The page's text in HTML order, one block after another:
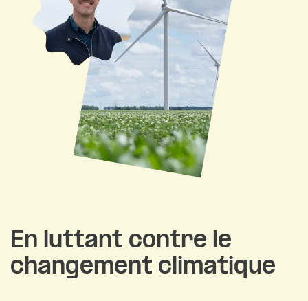
En luttant contre le
changement climatique